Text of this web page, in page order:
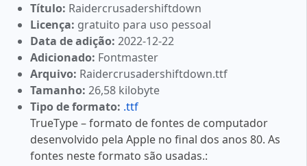
Título: Raidercrusadershiftdown
Licença: gratuito para uso pessoal
Data de adição: 2022-12-22
Adicionado: Fontmaster
Arquivo: Raidercrusadershiftdown.ttf
Tamanho: 26,58 kilobyte
Tipo de formato: .ttf
TrueType – formato de fontes de computador
desenvolvido pela Apple no final dos anos 80. As
fontes neste formato são usadas.: